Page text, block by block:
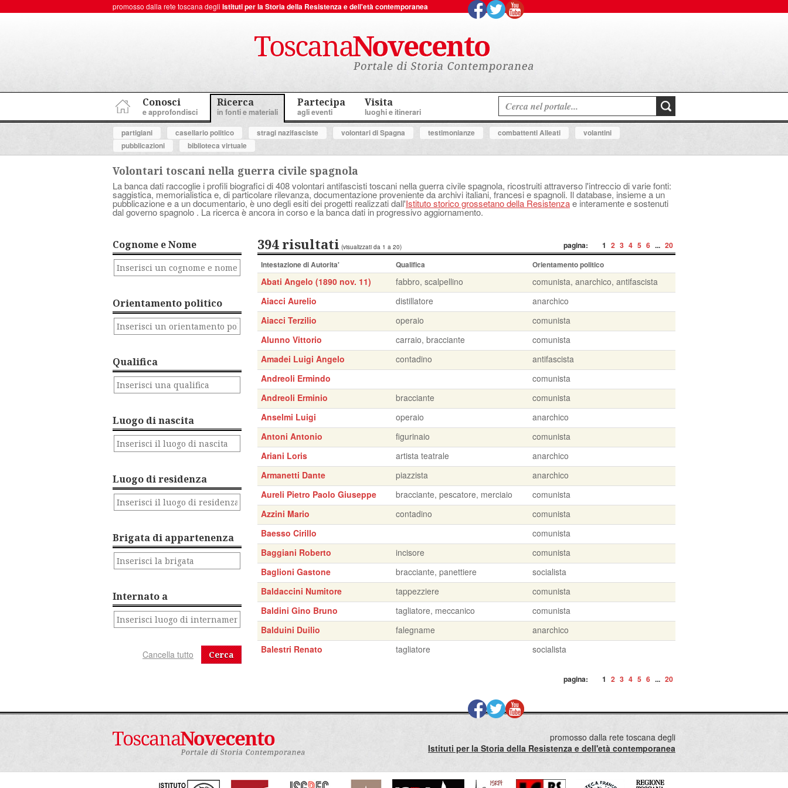
promosso dalla rete toscana degli Istituti per la Storia della Resistenza e dell'età contemporanea
Conosci
e approfondisci
Ricerca
in fonti e materiali
Partecipa
agli eventi
Visita
luoghi e itinerari
partigiani
casellario politico stragi nazifasciste volontari di Spagna testimonianze combattenti Alleati
volantini
pubblicazioni
biblioteca virtuale
Volontari toscani nella guerra civile spagnola
La banca dati raccoglie i profili biografici di 408 volontari antifascisti toscani nella guerra civile spagnola, ricostruiti attraverso l'intreccio di varie fonti:
saggistica, memorialistica e, di particolare rilevanza, documentazione proveniente da archivi italiani, francesi e spagnoli. Il database, insieme a un
pubblicazione e a un documentario, è uno degli esiti dei progetti realizzati dall'Istituto storico grossetano della Resistenzae interamente e sostenuti
dal governo spagnolo . La ricerca è ancora in corso e la banca dati in progressivo aggiornamento.
Cognome e Nome
Orientamento politico
Qualifica
Luogo di nascita
Luogo di residenza
Brigata di appartenenza
Internato a
Cerca
pagina: 1 2 3 4 5 6 ... 20
394 risultati (visualizzati da 1 a 20)
Intestazione di Autorita' Qualifica Orientamento politico
Abati Angelo (1890 nov. 11) fabbro, scalpellino
comunista, anarchico, antifascista
Aiacci Aurelio
distillatore
anarchico
Aiacci Terzilio
operaio
comunista
Alunno Vittorio
carraio, bracciante
comunista
Amadei Luigi Angelo
contadino
antifascista
Andreoli Ermindo
comunista
Andreoli Erminio
bracciante
comunista
Anselmi Luigi
operaio
anarchico
Antoni Antonio
figurinaio
comunista
Ariani Loris
artista teatrale
anarchico
Armanetti Dante
piazzista
anarchico
Aureli Pietro Paolo Giuseppe
bracciante, pescatore, merciaio
comunista
Azzini Mario
contadino
comunista
Baesso Cirillo
comunista
Baggiani Roberto
incisore
comunista
Baglioni Gastone
bracciante, panettiere
socialista
Baldaccini Numitore
tappezziere
comunista
Baldini Gino Bruno
tagliatore, meccanico
comunista
Balduini Duilio
falegname
anarchico
Balestri Renato
tagliatore socialista
pagina: 1 2 3 4 5 6 ... 20
promosso dalla rete toscana degli
Istituti per la Storia della Resistenza e dell'età contemporanea